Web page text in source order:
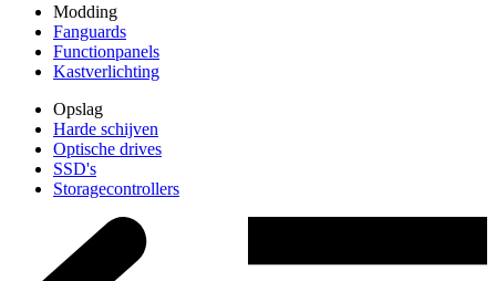
Modding
Fanguards
Functionpanels
Kastverlichting
Opslag
Harde schijven
Optische drives
SSD's
Storagecontrollers